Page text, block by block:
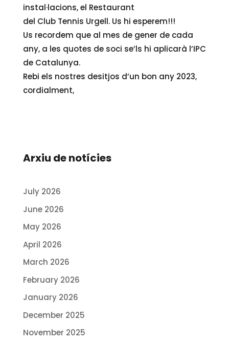
instal·lacions, el Restaurant
del Club Tennis Urgell. Us hi esperem!!!
Us recordem que al mes de gener de cada
any, a les quotes de soci se’ls hi aplicarà l’IPC
de Catalunya.
Rebi els nostres desitjos d’un bon any 2023,
cordialment,
Arxiu de notícies
July 2026
June 2026
May 2026
April 2026
March 2026
February 2026
January 2026
December 2025
November 2025